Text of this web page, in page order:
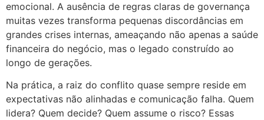
emocional. A ausência de regras claras de governança
muitas vezes transforma pequenas discordâncias em
grandes crises internas, ameaçando não apenas a saúde
financeira do negócio, mas o legado construído ao
longo de gerações.
Na prática, a raiz do conflito quase sempre reside em
expectativas não alinhadas e comunicação falha. Quem
lidera? Quem decide? Quem assume o risco? Essas